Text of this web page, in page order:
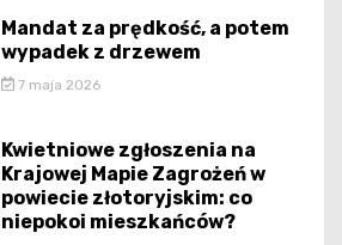
Mandat za prędkość, a potem
wypadek z drzewem
7 maja 2026
Kwietniowe zgłoszenia na
Krajowej Mapie Zagrożeń w
powiecie złotoryjskim: co
niepokoi mieszkańców?